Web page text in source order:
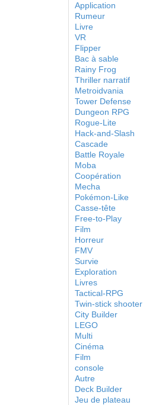
Application
Rumeur
Livre
VR
Flipper
Bac à sable
Rainy Frog
Thriller narratif
Metroidvania
Tower Defense
Dungeon RPG
Rogue-Lite
Hack-and-Slash
Cascade
Battle Royale
Moba
Coopération
Mecha
Pokémon-Like
Casse-tête
Free-to-Play
Film
Horreur
FMV
Survie
Exploration
Livres
Tactical-RPG
Twin-stick shooter
City Builder
LEGO
Multi
Cinéma
Film
console
Autre
Deck Builder
Jeu de plateau